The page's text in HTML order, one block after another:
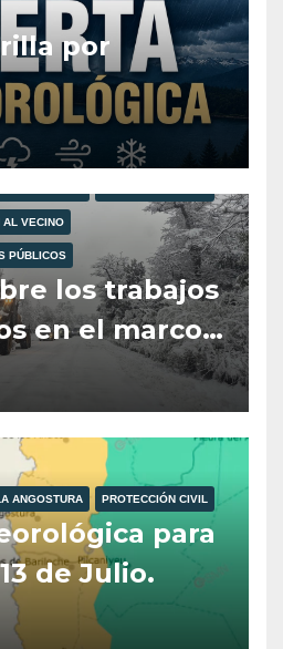
por
AL VECINO
PÚBLICOS
los trabajos
en el marco
Invierno.
ANGOSTURA PROTECCIÓN CIVIL
para
de Julio.